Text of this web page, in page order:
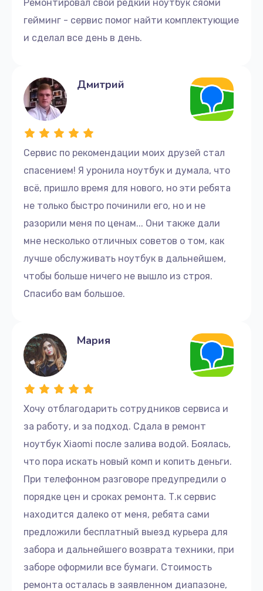
Ремонтировал свой редкий ноутбук сяоми
гейминг - сервис помог найти комплектующие
и сделал все день в день.
Сервис по рекомендации моих друзей стал
спасением! Я уронила ноутбук и думала, что
всё, пришло время для нового, но эти ребята
не только быстро починили его, но и не
разорили меня по ценам... Они также дали
мне несколько отличных советов о том, как
лучше обслуживать ноутбук в дальнейшем,
чтобы больше ничего не вышло из строя.
Спасибо вам большое.
Дмитрий
Хочу отблагодарить сотрудников сервиса и
за работу, и за подход. Сдала в ремонт
ноутбук Xiaomi после залива водой. Боялась,
что пора искать новый комп и копить деньги.
При телефонном разговоре предупредили о
порядке цен и сроках ремонта. Т.к сервис
находится далеко от меня, ребята сами
предложили бесплатный выезд курьера для
забора и дальнейшего возврата техники, при
заборе оформили все бумаги. Стоимость
ремонта осталась в заявленном диапазоне,
Мария